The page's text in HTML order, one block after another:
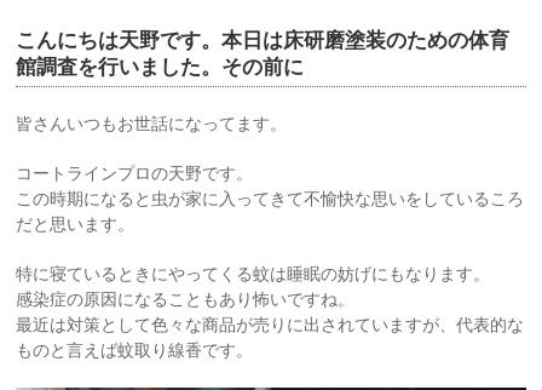
こんにちは天野です。本日は床研磨塗装のための体育
館調査を行いました。その前に
皆さんいつもお世話になってます。
コートラインプロの天野です。
この時期になると虫が家に入ってきて不愉快な思いをしているころ
だと思います。
特に寝ているときにやってくる蚊は睡眠の妨げにもなります。
感染症の原因になることもあり怖いですね。
最近は対策として色々な商品が売りに出されていますが、代表的な
ものと言えば蚊取り線香です。